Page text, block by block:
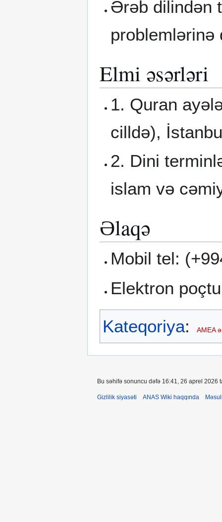
Ərəb dilindən
problemlərinə
Elmi əsərləri
1. Quran
cilldə),
2. Dini
islam və
Əlaqə
Mobil tel:
Elektron
Kateqoriya: AMEA
Bu səhifə sonuncu dəfə 16:41, 26 aprel 2026
Gizlilik siyasəti ANAS Wiki haqqında